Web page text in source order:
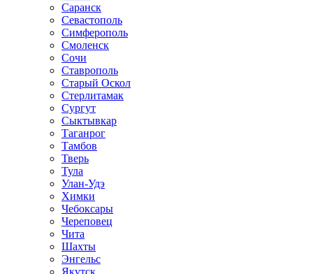
Саранск
Севастополь
Симферополь
Смоленск
Сочи
Ставрополь
Старый Оскол
Стерлитамак
Сургут
Сыктывкар
Таганрог
Тамбов
Тверь
Тула
Улан-Удэ
Химки
Чебоксары
Череповец
Чита
Шахты
Энгельс
Якутск